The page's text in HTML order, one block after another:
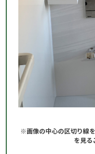
※画像の中心の区切り線
を見る